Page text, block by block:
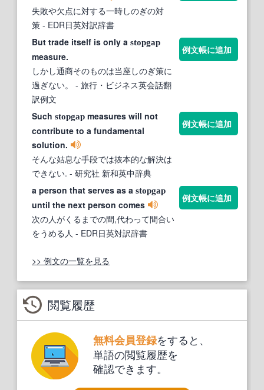
失敗や欠点に対する一時しのぎの対
策 - EDR日英対訳辞書
But trade itself is only a stopgap
measure.
しかし通商そのものは当座しのぎ策に
過ぎない。
- 旅行・ビジネス英会話翻
訳例文
例文帳に追加
Such stopgap measures will not
contribute to a fundamental
solution.
そんな姑息な手段では抜本的な解決は
できない. - 研究社 新和英中辞典
例文帳に追加
a person that serves as a stopgap
until the next person comes
次の人がくるまでの間,代わって間合い
をうめる人 - EDR日英対訳辞書
例文帳に追加
>> 例文の一覧を見る
閲覧履歴
無料会員登録をすると、
単語の閲覧履歴を
確認できます。